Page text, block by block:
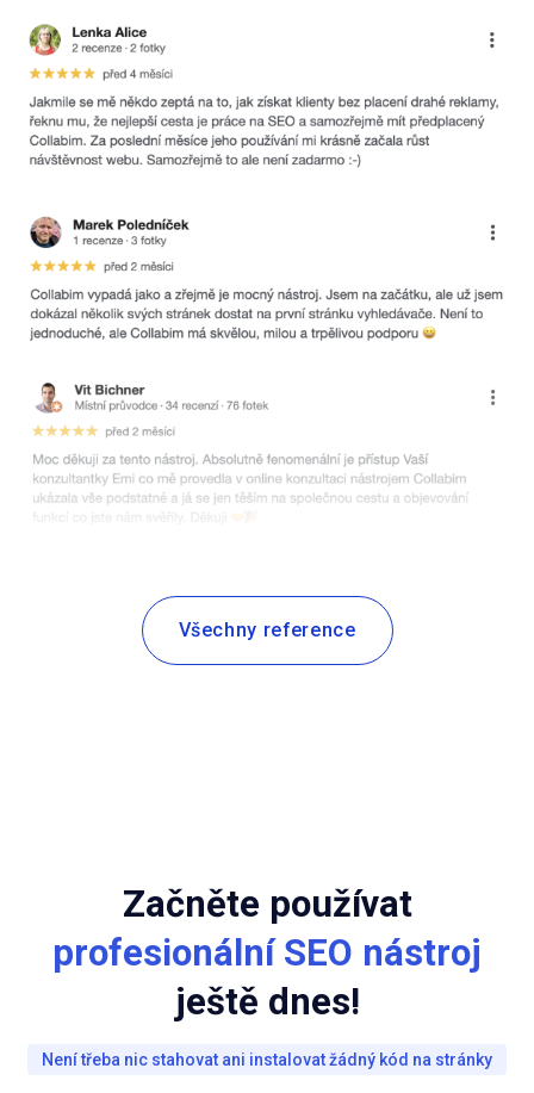
Všechny reference
Začněte používat
profesionální SEO nástroj
ještě dnes!
Není třeba nic stahovat ani instalovat žádný kód na stránky